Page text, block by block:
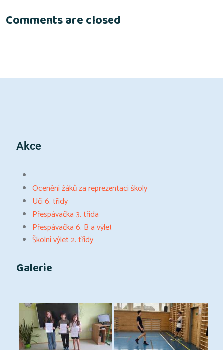
Comments are closed
Akce
Ocenění žáků za reprezentaci školy
Učí 6. třídy
Přespávačka 3. třída
Přespávačka 6. B a výlet
Školní výlet 2. třídy
Galerie